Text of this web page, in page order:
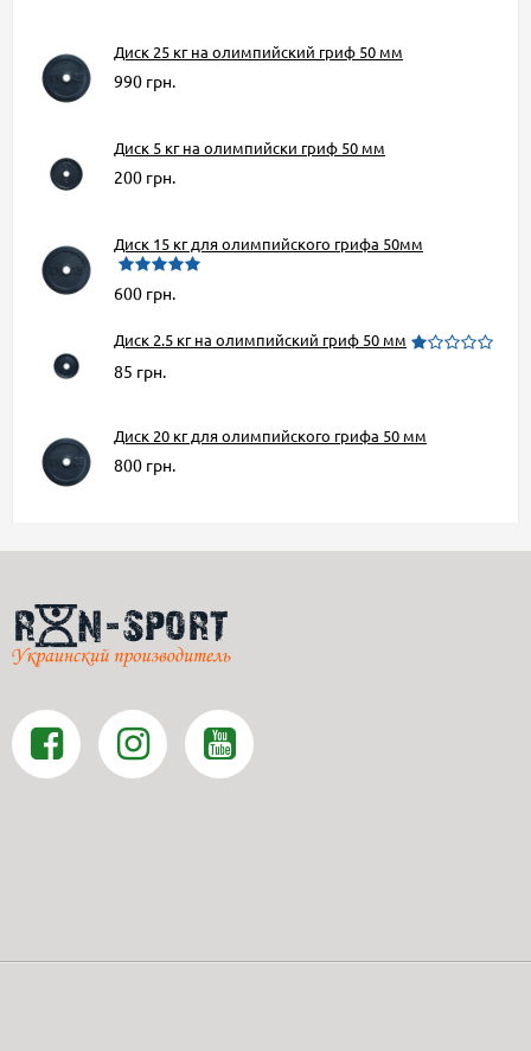
Диск 25 кг на олимпийский гриф 50 мм
990 грн.
Диск 5 кг на олимпийски гриф 50 мм
200 грн.
Диск 15 кг для олимпийского грифа 50мм
600 грн.
Диск 2.5 кг на олимпийский гриф 50 мм
85 грн.
Диск 20 кг для олимпийского грифа 50 мм
800 грн.